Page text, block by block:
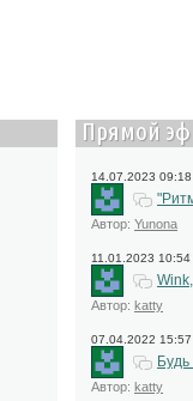
Прямой
14.07.2023 09:18
Автор: Yunona
11.01.2023 10:54
Автор: katty
07.04.2022 15:57
Будь
Автор: katty